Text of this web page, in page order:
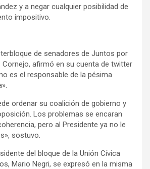
y a negar cualquier posibilidad de
impositivo.
de senadores de Juntos por
Cornejo, afirmó en su cuenta de twitter
es el responsable de la pésima
ordenar su coalición de gobierno y
Los problemas se encaran
pero al Presidente ya no le
sostuvo.
del bloque de la Unión Cívica
Mario Negri, se expresó en la misma